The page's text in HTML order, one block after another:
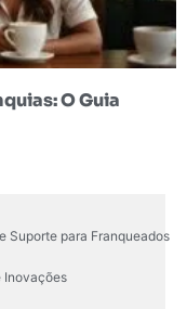
O Guia
Suporte para Franqueados
Inovações